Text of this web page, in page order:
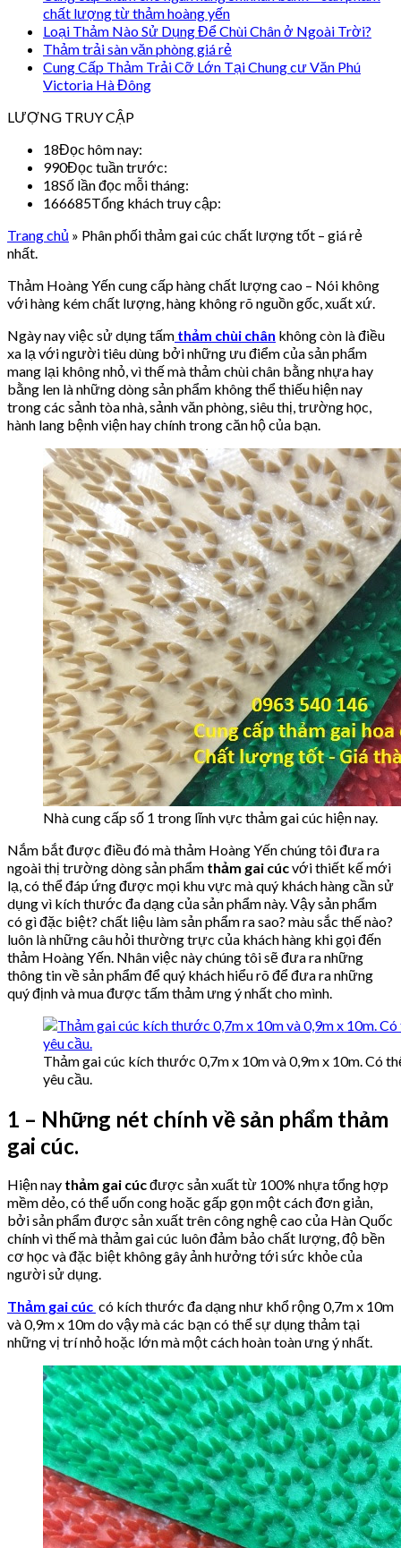
chất lượng từ thảm hoàng yến
Loại Thảm Nào Sử Dụng Để Chùi Chân ở Ngoài Trời?
Thảm trải sàn văn phòng giá rẻ
Cung Cấp Thảm Trải Cỡ Lớn Tại Chung cư Văn Phú
Victoria Hà Đông
LƯỢNG TRUY CẬP
18Đọc hôm nay:
990Đọc tuần trước:
18Số lần đọc mỗi tháng:
166685Tổng khách truy cập:
Trang chủ » Phân phối thảm gai cúc chất lượng tốt – giá rẻ
nhất.
Thảm Hoàng Yến cung cấp hàng chất lượng cao – Nói không
với hàng kém chất lượng, hàng không rõ nguồn gốc, xuất xứ.
Ngày nay việc sử dụng tấm thảm chùi chân không còn là điều
xa lạ với người tiêu dùng bởi những ưu điểm của sản phẩm
mang lại không nhỏ, vì thế mà thảm chùi chân bằng nhựa hay
bằng len là những dòng sản phẩm không thể thiếu hiện nay
trong các sảnh tòa nhà, sảnh văn phòng, siêu thị, trường học,
hành lang bệnh viện hay chính trong căn hộ của bạn.
Nhà cung cấp số 1 trong lĩnh vực thảm gai cúc hiện nay.
Nắm bắt được điều đó mà thảm Hoàng Yến chúng tôi đưa ra
ngoài thị trường dòng sản phẩm thảm gai cúcvới thiết kế mới
lạ, có thể đáp ứng được mọi khu vực mà quý khách hàng cần sử
dụng vì kích thước đa dạng của sản phẩm này. Vậy sản phẩm
có gì đặc biệt? chất liệu làm sản phẩm ra sao? màu sắc thế nào?
luôn là những câu hỏi thường trực của khách hàng khi gọi đến
thảm Hoàng Yến. Nhân việc này chúng tôi sẽ đưa ra những
thông tin về sản phẩm để quý khách hiểu rõ để đưa ra những
quý định và mua được tấm thảm ưng ý nhất cho mình.
Thảm gai cúc kích thước 0,7m x 10m và 0,9m x 10m. Có
yêu cầu.
1 – Những nét chính về sản phẩm thảm
gai cúc.
Hiện nay thảm gai cúcđược sản xuất từ 100% nhựa tổng hợp
mềm dẻo, có thể uốn cong hoặc gấp gọn một cách đơn giản,
bởi sản phẩm được sản xuất trên công nghệ cao của Hàn Quốc
chính vì thế mà thảm gai cúc luôn đảm bảo chất lượng, độ bền
cơ học và đặc biệt không gây ảnh hưởng tới sức khỏe của
người sử dụng.
Thảm gai cúc có kích thước đa dạng như khổ rộng 0,7m x 10m
và 0,9m x 10m do vậy mà các bạn có thể sự dụng thảm tại
những vị trí nhỏ hoặc lớn mà một cách hoàn toàn ưng ý nhất.